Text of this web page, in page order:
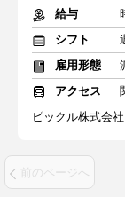
給与
シフト
雇用形態
アクセス
ピックル株式会
前のページへ